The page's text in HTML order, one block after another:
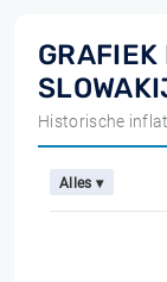
Historische
Alles ▾